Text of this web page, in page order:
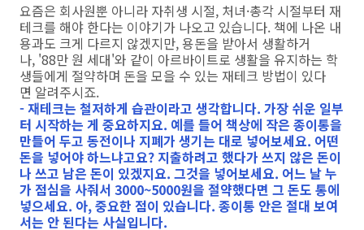
요즘은 회사원뿐 아니라 자취생 시절, 처녀·총각 시절부터 재
테크를 해야 한다는 이야기가 나오고 있습니다. 책에 나온 내
용과도 크게 다르지 않겠지만, 용돈을 받아서 생활하거
나, '88만 원 세대'와 같이 아르바이트로 생활을 유지하는 학
생들에게 절약하며 돈을 모을 수 있는 재테크 방법이 있다
면 알려주시죠.
- 재테크는 철저하게 습관이라고 생각합니다. 가장 쉬운 일부
터 시작하는 게 중요하지요. 예를 들어 책상에 작은 종이통을
만들어 두고 동전이나 지폐가 생기는 대로 넣어보세요. 어떤
돈을 넣어야 하느냐고요? 지출하려고 했다가 쓰지 않은 돈이
나 쓰고 남은 돈이 있겠지요. 그것을 넣어보세요. 어느 날 누
가 점심을 사줘서 3000~5000원을 절약했다면 그 돈도 통에
넣으세요. 아, 중요한 점이 있습니다. 종이통 안은 절대 보여
서는 안 된다는 사실입니다.